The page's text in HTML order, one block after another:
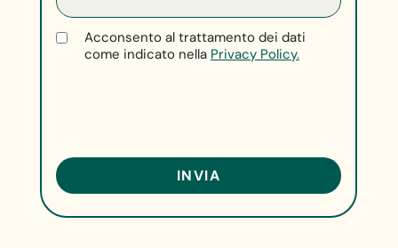
Acconsento al trattamento dei dati
come indicato nella Privacy Policy.